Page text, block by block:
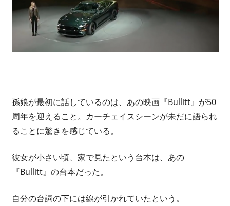
孫娘が最初に話しているのは、あの映画『Bullitt』が50
周年を迎えること。カーチェイスシーンが未だに語られ
ることに驚きを感じている。
彼女が小さい頃、家で見たという台本は、あの
『Bullitt』の台本だった。
自分の台詞の下には線が引かれていたという。